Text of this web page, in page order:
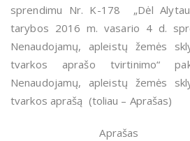
sprendimu Nr. K-178 „Dėl
tarybos 2016 m. vasario 4 d.
Nenaudojamų, apleistų žemės
tvarkos aprašo tvirtinimo“
Nenaudojamų, apleistų žemės
tvarkos aprašą (toliau – Aprašas)